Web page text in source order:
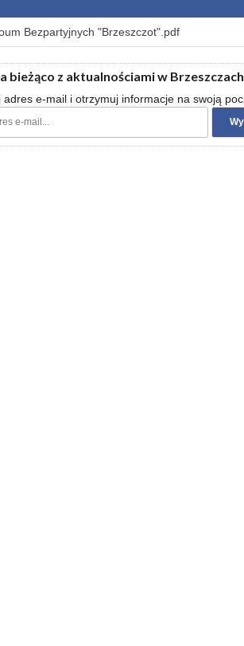
Bezpartyjnych "Brzeszczot".pdf
bieżąco z aktualnościami w Brzeszczach
adres e-mail i otrzymuj informacje na swoją